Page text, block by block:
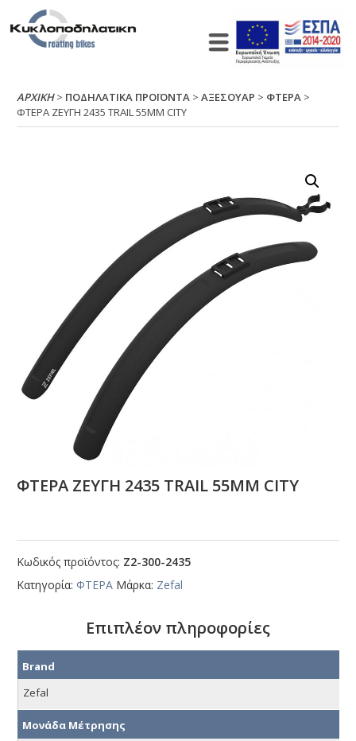
ΑΡΧΙΚΉ> ΠΟΔΗΛΑΤΙΚΑ ΠΡΟΪΟΝΤΑ >ΑΞΕΣΟΥΑΡ > ΦΤΕΡΑ >
ΦΤΕΡΑ ΖΕΥΓΗ 2435 ΤRΑΙL 55ΜΜ CΙΤΥ
ΦΤΕΡΑ ΖΕΥΓΗ 2435 ΤRΑΙL 55ΜΜ CΙΤΥ
Κωδικός προϊόντος: Ζ2-300-2435
Κατηγορία: ΦΤΕΡΑ Μάρκα: Zefal
Επιπλέον πληροφορίες
Brand
Zefal
Μονάδα Μέτρησης